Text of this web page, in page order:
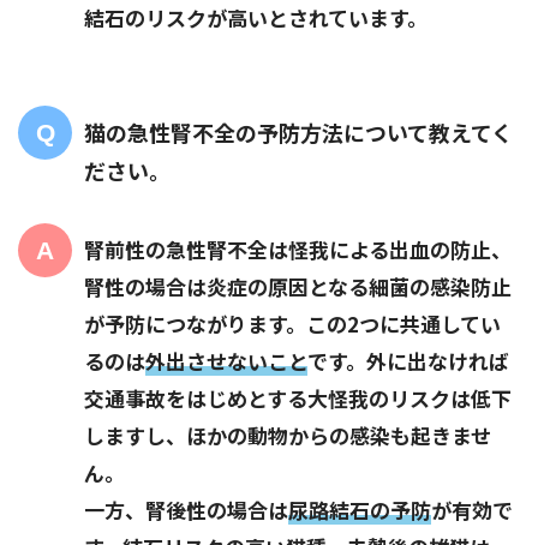
結石のリスクが高いとされています。
猫の急性腎不全の予防方法について教えてく
ださい。
腎前性の急性腎不全は怪我による出血の防止、
腎性の場合は炎症の原因となる細菌の感染防止
が予防につながります。この2つに共通してい
るのは外出させないことです。外に出なければ
交通事故をはじめとする大怪我のリスクは低下
しますし、ほかの動物からの感染も起きませ
ん。
一方、腎後性の場合は尿路結石の予防が有効で